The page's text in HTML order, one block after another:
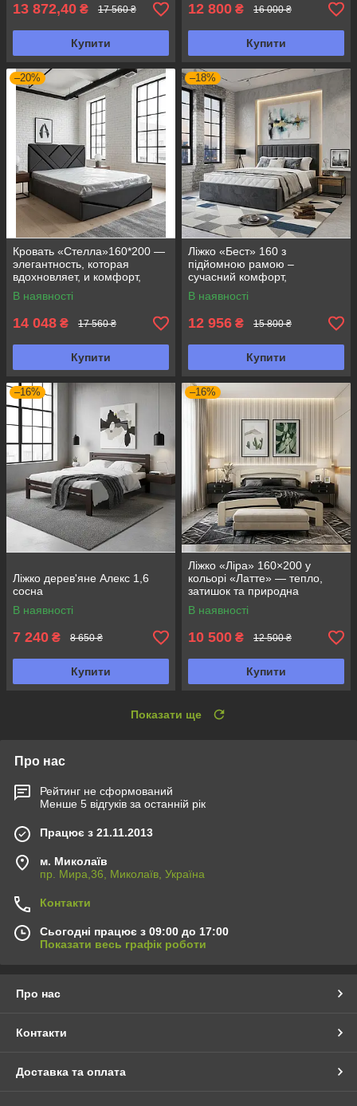
13 872,40 ₴ 17 560 ₴
Купити
12 800 ₴ 16 000 ₴
Купити
–20%
Кровать «Стелла»160*200 —
элегантность, которая
вдохновляет, и комфорт,
который ощущается с
первого взгляда
В наявності
14 048 ₴ 17 560 ₴
Купити
–18%
Ліжко «Бест» 160 з
підйомною рамою –
сучасний комфорт,
практичність та елегантний
дизайн
В наявності
12 956 ₴ 15 800 ₴
Купити
–16%
Ліжко дерев'яне Алекс 1,6
сосна
В наявності
7 240 ₴ 8 650 ₴
Купити
–16%
Ліжко «Ліра» 160×200 у
кольорі «Латте» — тепло,
затишок та природна
елегантність
В наявності
10 500 ₴ 12 500 ₴
Купити
Показати ще
Про нас
Рейтинг не сформований
Менше 5 відгуків за останній рік
Працює з 21.11.2013
м. Миколаїв
пр. Мира,36, Миколаїв, Україна
Контакти
Сьогодні працює з 09:00 до 17:00
Показати весь графік роботи
Про нас
Контакти
Доставка та оплата